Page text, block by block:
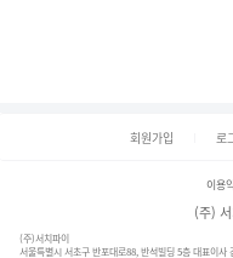
회원가입 로
이용
(주)
(주)서치파이
서울특별시 서초구 반포대로88, 반석빌딩 5층 대표이사